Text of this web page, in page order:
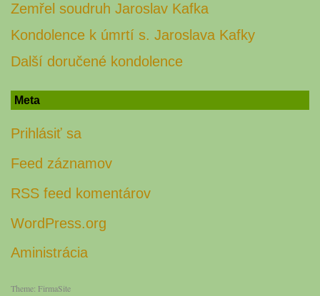
Zemřel soudruh Jaroslav Kafka
Kondolence k úmrtí s. Jaroslava Kafky
Další doručené kondolence
Meta
Prihlásiť sa
Feed záznamov
RSS feed komentárov
WordPress.org
Aministrácia
Theme: FirmaSite